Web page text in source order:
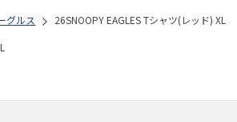
グルス
26SNOOPY EAGLES Tシャツ(レッド) XL